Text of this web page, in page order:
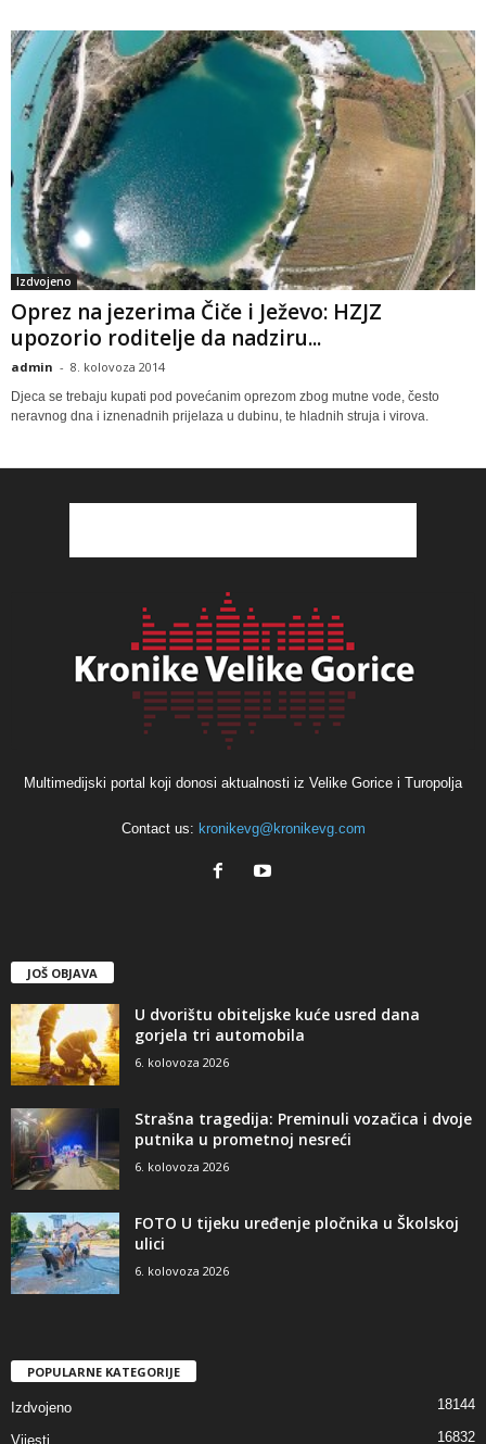
Izdvojeno
Oprez na jezerima Čiče i Ježevo: HZJZ
upozorio roditelje da nadziru...
admin - 8. kolovoza 2014
Djeca se trebaju kupati pod povećanim oprezom zbog mutne vode, često
neravnog dna i iznenadnih prijelaza u dubinu, te hladnih struja i virova.
Multimedijski portal koji donosi aktualnosti iz Velike Gorice i Turopolja
Contact us: kronikevg@kronikevg.com
JOŠ OBJAVA
U dvorištu obiteljske kuće usred dana
gorjela tri automobila
6. kolovoza 2026
Strašna tragedija: Preminuli vozačica i dvoje
putnika u prometnoj nesreći
6. kolovoza 2026
FOTO U tijeku uređenje pločnika u Školskoj
ulici
6. kolovoza 2026
POPULARNE KATEGORIJE
Izdvojeno 18144
Vijesti 16832